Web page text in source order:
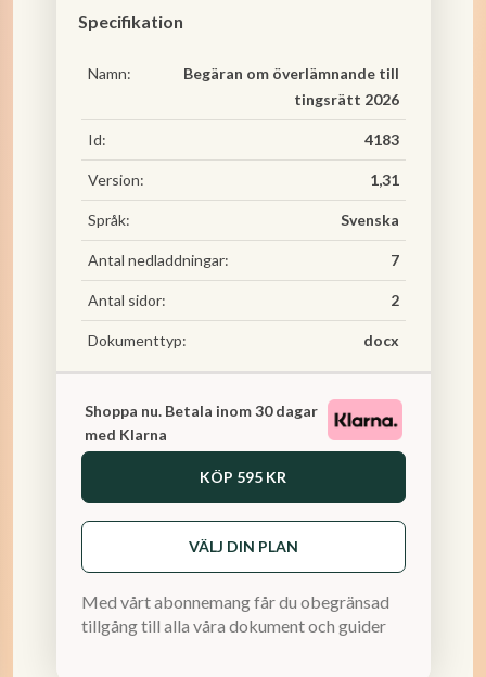
Specifikation
Namn:
Begäran om överlämnande till
tingsrätt 2026
Id: 4183
Version: 1,31
Språk: Svenska
Antal nedladdningar: 7
Antal sidor: 2
Dokumenttyp: docx
Shoppa nu. Betala inom 30 dagar
med Klarna
KÖP 595 KR
VÄLJ DIN PLAN
Med vårt abonnemang får du obegränsad
tillgång till alla våra dokument och guider